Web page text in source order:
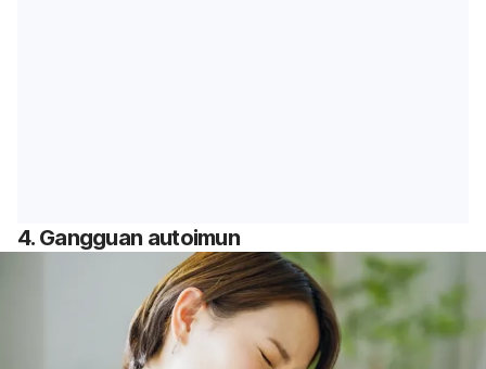
4. Gangguan autoimun